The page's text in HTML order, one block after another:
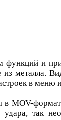
и
в меню
в MOV-
так